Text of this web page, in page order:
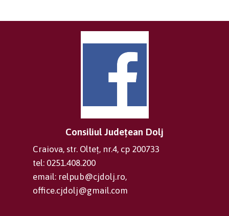
Consiliul Județean Dolj
Craiova, str. Olteț, nr.4, cp 200733
tel: 0251.408.200
email: relpub@cjdolj.ro,
office.cjdolj@gmail.com